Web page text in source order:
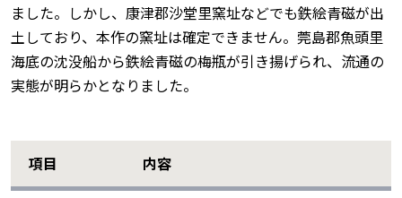
ました。しかし、康津郡沙堂里窯址などでも鉄絵青磁が出
土しており、本作の窯址は確定できません。莞島郡魚頭里
海底の沈没船から鉄絵青磁の梅瓶が引き揚げられ、流通の
実態が明らかとなりました。
項目 内容